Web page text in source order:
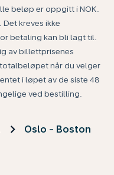
beløp er oppgitt i NOK.
kreves ikke
betaling kan bli lagt til.
av billettprisenes
når du velger
i løpet av de siste 48
ved bestilling.
Oslo - Boston